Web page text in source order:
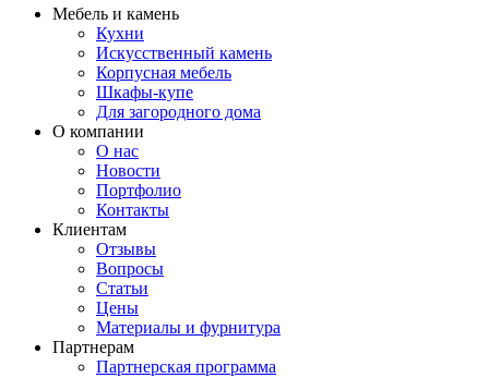
Мебель и камень
Кухни
Искусственный камень
Корпусная мебель
Шкафы-купе
Для загородного дома
О компании
О нас
Новости
Портфолио
Контакты
Клиентам
Отзывы
Вопросы
Статьи
Цены
Материалы и фурнитура
Партнерам
Партнерская программа